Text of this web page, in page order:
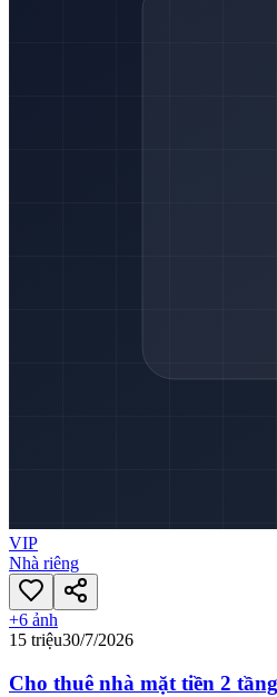
VIP
Nhà riêng
+6 ảnh
15 triệu30/7/2026
Cho thuê nhà mặt tiền 2